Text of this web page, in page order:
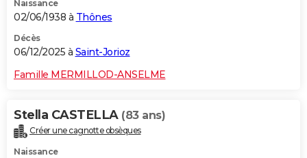
Naissance
02/06/1938 à Thônes
Décès
06/12/2025 à Saint-Jorioz
Famille MERMILLOD-ANSELME
Stella CASTELLA (83 ans)
Créer une cagnotte obsèques
Naissance